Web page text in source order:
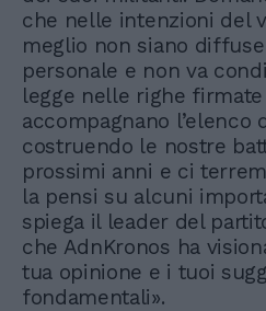
che nelle intenzioni del
meglio non siano
personale e non va
legge nelle righe
accompagnano l’elenco
costruendo le nostre
prossimi anni e ci
la pensi su alcuni
spiega il leader del
che AdnKronos ha
tua opinione e i tuoi
fondamentali».